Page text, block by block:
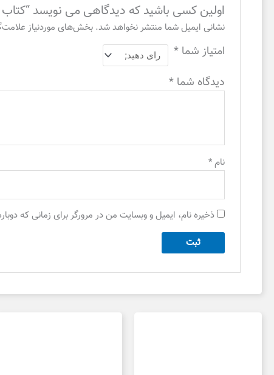
اولین کسی باشید که دیدگاهی می نویسد
نشانی ایمیل شما منتشر نخواهد شد. بخش‌های موردنیاز
امتیاز شما*
دیدگاه شما*
نام*
ذخیره نام، ایمیل و وبسایت من در مرورگر برای زمانی که